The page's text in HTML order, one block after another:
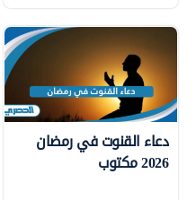
دعاء القنوت في رمضان
2026 مكتوب